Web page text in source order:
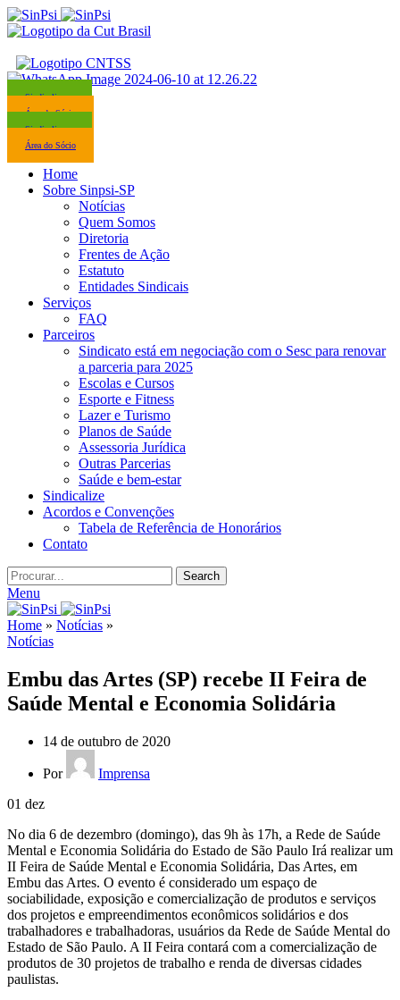
Sindicalize-se
Área do Sócio
Sindicalize-se
Área do Sócio
Home
Sobre Sinpsi-SP
Notícias
Quem Somos
Diretoria
Frentes de Ação
Estatuto
Entidades Sindicais
Serviços
FAQ
Parceiros
Sindicato está em negociação com o Sesc para renovar
a parceria para 2025
Escolas e Cursos
Esporte e Fitness
Lazer e Turismo
Planos de Saúde
Assessoria Jurídica
Outras Parcerias
Saúde e bem-estar
Sindicalize
Acordos e Convenções
Tabela de Referência de Honorários
Contato
Search
Menu
Home » Notícias »
Notícias
Embu das Artes (SP) recebe II Feira de
Saúde Mental e Economia Solidária
14 de outubro de 2020
Por
Imprensa
01 dez
No dia 6 de dezembro (domingo), das 9h às 17h, a Rede de Saúde
Mental e Economia Solidária do Estado de São Paulo Irá realizar um
II Feira de Saúde Mental e Economia Solidária, Das Artes, em
Embu das Artes. O evento é considerado um espaço de
sociabilidade, exposição e comercialização de produtos e serviços
dos projetos e empreendimentos econômicos solidários e dos
trabalhadores e trabalhadoras, usuários da Rede de Saúde Mental do
Estado de São Paulo. A II Feira contará com a comercialização de
produtos de 30 projetos de trabalho e renda de diversas cidades
paulistas.